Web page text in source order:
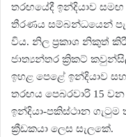
තරඟයේදී ඉන්දියාව
තීරණය සම්බන්ධයෙන්
විය. නිල ප්‍රකාශ නිකුත්
ජාත්‍යන්තර ක්‍රිකට්
ඉහළ පෙළේ ඉන්දියාව
තරඟය පෙබරවාරි 15
ඉන්දියා-පකිස්ථාන
ක්‍රීඩකයා ලෙස සැලකේ.